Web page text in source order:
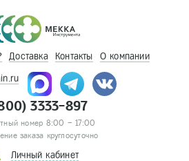
Доставка Контакты О компании
3333-897
номер 8:00 – 17:00
заказа круглосуточно
Личный кабинет